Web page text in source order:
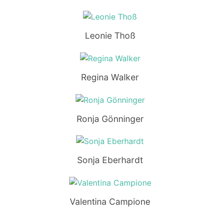
Leonie Thoß
Regina Walker
Ronja Gönninger
Sonja Eberhardt
Valentina Campione